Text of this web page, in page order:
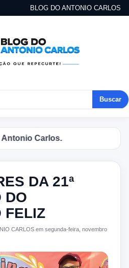
BLOG DO ANTONIO CARLOS
Buscar
Carlos.
DA 21ª
DO
FELIZ
CARLOS em segunda-feira, novembro